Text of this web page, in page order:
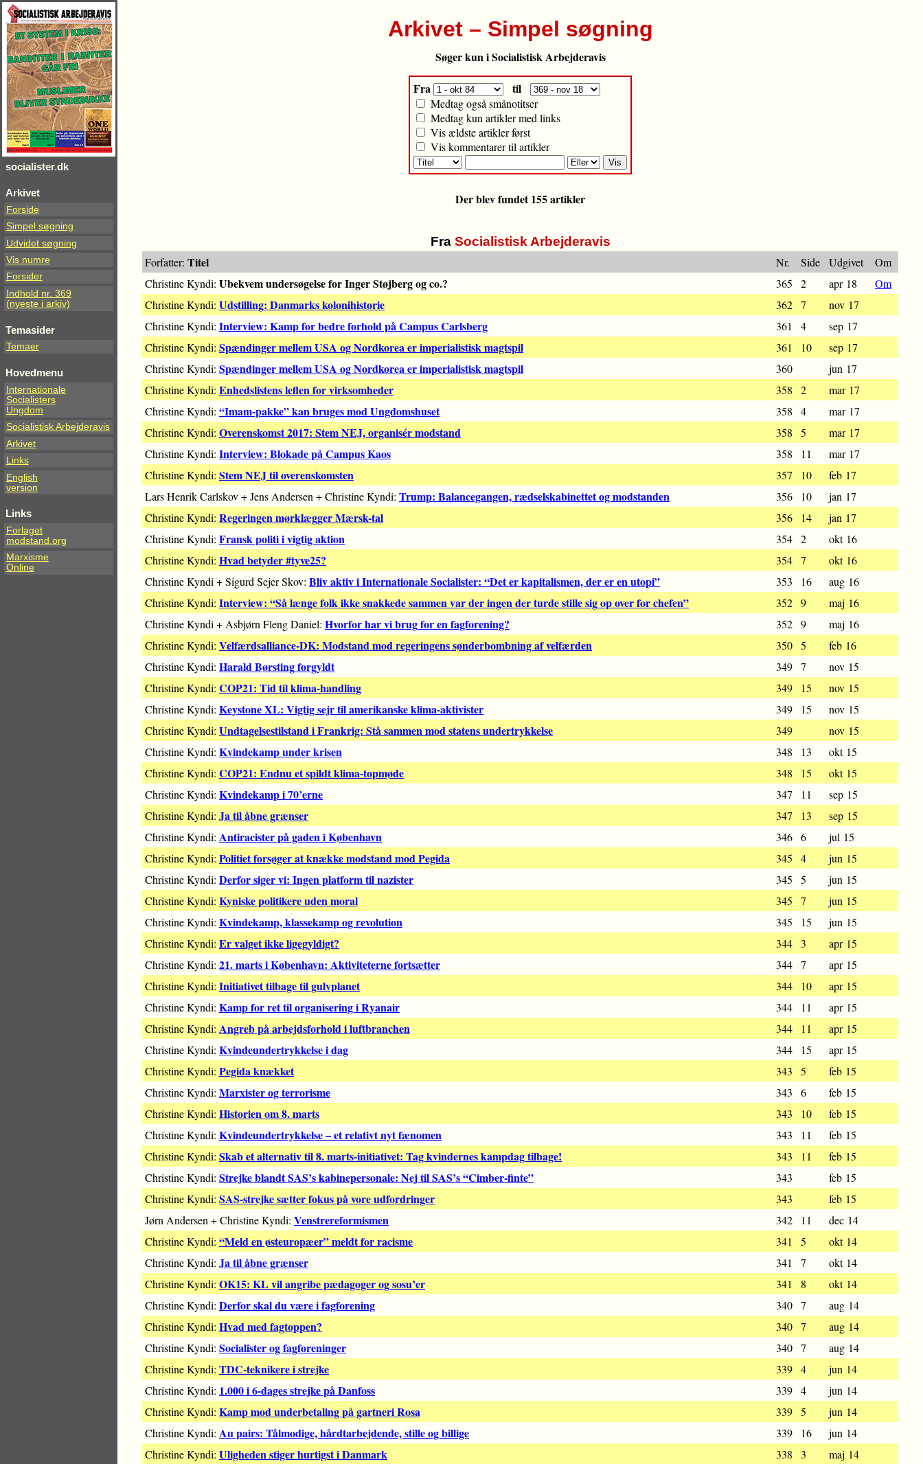
socialister.dk
Arkivet
Forside
Simpel søgning
Udvidet søgning
Vis numre
Forsider
Indhold nr. 369
(nyeste i arkiv)
Temasider
Temaer
Hovedmenu
Internationale
Socialisters
Ungdom
Socialistisk Arbejderavis
Arkivet
Links
English
version
Links
Forlaget
modstand.org
Marxisme
Online
Arkivet – Simpel søgning
Søger kun i Socialistisk Arbejderavis
Fra
til
Medtag også smånotitser
Medtag kun artikler med links
Vis ældste artikler først
Vis kommentarer til artikler
Der blev fundet 155 artikler
Fra Socialistisk Arbejderavis
Forfatter: Titel Nr. Side Udgivet
Om
Christine Kyndi: Ubekvem undersøgelse for Inger Støjberg og co.? 365 2 apr 18
Om
Christine Kyndi: Udstilling: Danmarks kolonihistorie 362 7
nov 17
Christine Kyndi: Interview: Kamp for bedre forhold på Campus Carlsberg 361 4
sep 17
Christine Kyndi: Spændinger mellem USA og Nordkorea er imperialistisk magtspil 361 10
sep 17
Christine Kyndi: Spændinger mellem USA og Nordkorea er imperialistisk magtspil 360
jun 17
Christine Kyndi: Enhedslistens leflen for virksomheder 358 2
mar 17
Christine Kyndi: “Imam-pakke” kan bruges mod Ungdomshuset 358 4
mar 17
Christine Kyndi: Overenskomst 2017: Stem NEJ, organisér modstand 358 5
mar 17
Christine Kyndi: Interview: Blokade på Campus Kaos 358 11
mar 17
Christine Kyndi: Stem NEJ til overenskomsten 357 10
feb 17
Lars Henrik Carlskov + Jens Andersen + Christine Kyndi: Trump: Balancegangen, rædselskabinettet og modstanden 356 10
jan 17
Christine Kyndi: Regeringen mørklægger Mærsk-tal 356 14
jan 17
Christine Kyndi: Fransk politi i vigtig aktion 354 2
okt 16
Christine Kyndi: Hvad betyder #tyve25? 354 7
okt 16
Christine Kyndi + Sigurd Sejer Skov: Bliv aktiv i Internationale Socialister: “Det er kapitalismen, der er en utopi” 353 16
aug 16
Christine Kyndi: Interview: “Så længe folk ikke snakkede sammen var der ingen der turde stille sig op over for chefen” 352 9
maj 16
Christine Kyndi + Asbjørn Fleng Daniel: Hvorfor har vi brug for en fagforening? 352 9
maj 16
Christine Kyndi: Velfærdsalliance-DK: Modstand mod regeringens sønderbombning af velfærden 350 5
feb 16
Christine Kyndi: Harald Børsting forgyldt 349 7
nov 15
Christine Kyndi: COP21: Tid til klima-handling 349 15
nov 15
Christine Kyndi: Keystone XL: Vigtig sejr til amerikanske klima-aktivister 349 15
nov 15
Christine Kyndi: Undtagelsestilstand i Frankrig: Stå sammen mod statens undertrykkelse 349
nov 15
Christine Kyndi: Kvindekamp under krisen 348 13
okt 15
Christine Kyndi: COP21: Endnu et spildt klima-topmøde 348 15
okt 15
Christine Kyndi: Kvindekamp i 70’erne 347 11
sep 15
Christine Kyndi: Ja til åbne grænser 347 13
sep 15
Christine Kyndi: Antiracister på gaden i København 346 6
jul 15
Christine Kyndi: Politiet forsøger at knække modstand mod Pegida 345 4
jun 15
Christine Kyndi: Derfor siger vi: Ingen platform til nazister 345 5
jun 15
Christine Kyndi: Kyniske politikere uden moral 345 7
jun 15
Christine Kyndi: Kvindekamp, klassekamp og revolution 345 15
jun 15
Christine Kyndi: Er valget ikke ligegyldigt? 344 3
apr 15
Christine Kyndi: 21. marts i København: Aktiviteterne fortsætter 344 7
apr 15
Christine Kyndi: Initiativet tilbage til gulvplanet 344 10
apr 15
Christine Kyndi: Kamp for ret til organisering i Ryanair 344 11
apr 15
Christine Kyndi: Angreb på arbejdsforhold i luftbranchen 344 11
apr 15
Christine Kyndi: Kvindeundertrykkelse i dag 344 15
apr 15
Christine Kyndi: Pegida knækket 343 5
feb 15
Christine Kyndi: Marxister og terrorisme 343 6
feb 15
Christine Kyndi: Historien om 8. marts 343 10
feb 15
Christine Kyndi: Kvindeundertrykkelse – et relativt nyt fænomen 343 11
feb 15
Christine Kyndi: Skab et alternativ til 8. marts-initiativet: Tag kvindernes kampdag tilbage! 343 11
feb 15
Christine Kyndi: Strejke blandt SAS’s kabinepersonale: Nej til SAS’s “Cimber-finte” 343
feb 15
Christine Kyndi: SAS-strejke sætter fokus på vore udfordringer 343
feb 15
Jørn Andersen + Christine Kyndi: Venstrereformismen 342 11
dec 14
Christine Kyndi: “Meld en østeuropæer” meldt for racisme 341 5
okt 14
Christine Kyndi: Ja til åbne grænser 341 7
okt 14
Christine Kyndi: OK15: KL vil angribe pædagoger og sosu’er 341 8
okt 14
Christine Kyndi: Derfor skal du være i fagforening 340 7
aug 14
Christine Kyndi: Hvad med fagtoppen? 340 7
aug 14
Christine Kyndi: Socialister og fagforeninger 340 7
aug 14
Christine Kyndi: TDC-teknikere i strejke 339 4
jun 14
Christine Kyndi: 1.000 i 6-dages strejke på Danfoss 339 4
jun 14
Christine Kyndi: Kamp mod underbetaling på gartneri Rosa 339 5
jun 14
Christine Kyndi: Au pairs: Tålmodige, hårdtarbejdende, stille og billige 339 16
jun 14
Christine Kyndi: Uligheden stiger hurtigst i Danmark 338 3
maj 14